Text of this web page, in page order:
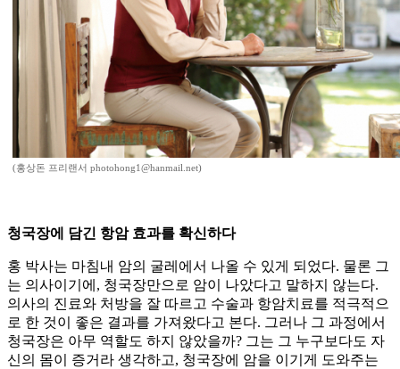
(홍상돈 프리랜서 photohong1@hanmail.net)
청국장에 담긴 항암 효과를 확신하다
홍 박사는 마침내 암의 굴레에서 나올 수 있게 되었다. 물론 그
는 의사이기에, 청국장만으로 암이 나았다고 말하지 않는다.
의사의 진료와 처방을 잘 따르고 수술과 항암치료를 적극적으
로 한 것이 좋은 결과를 가져왔다고 본다. 그러나 그 과정에서
청국장은 아무 역할도 하지 않았을까? 그는 그 누구보다도 자
신의 몸이 증거라 생각하고, 청국장에 암을 이기게 도와주는